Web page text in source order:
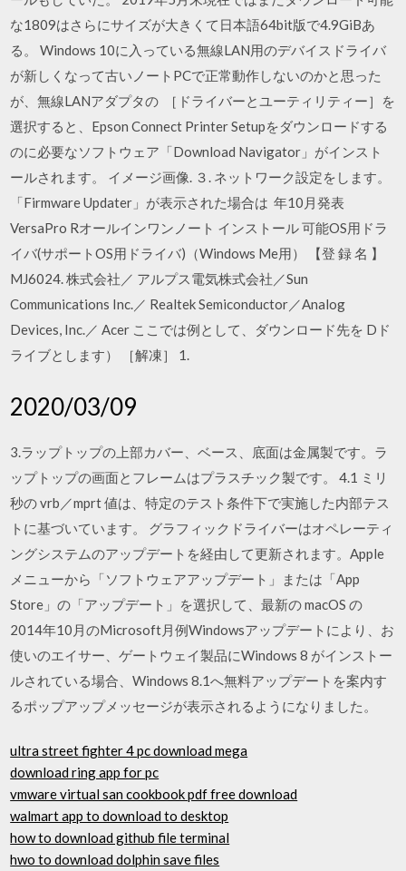
な1809はさらにサイズが大きくて日本語64bit版で4.9GiBあ
る。 Windows 10に入っている無線LAN用のデバイスドライバ
が新しくなって古いノートPCで正常動作しないのかと思った
が、無線LANアダプタの ［ドライバーとユーティリティー］を
選択すると、Epson Connect Printer Setupをダウンロードする
のに必要なソフトウェア「Download Navigator」がインスト
ールされます。 イメージ画像. ３. ネットワーク設定をします。
「Firmware Updater」が表示された場合は 年10月発表
VersaPro Rオールインワンノート インストール 可能OS用ドラ
イバ(サポートOS用ドライバ)（Windows Me用） 【登 録 名 】
MJ6024. 株式会社／ アルプス電気株式会社／Sun
Communications Inc.／ Realtek Semiconductor／Analog
Devices, Inc.／ Acer ここでは例として、ダウンロード先を Dド
ライブとします） ［解凍］ 1.
2020/03/09
3.ラップトップの上部カバー、ベース、底面は金属製です。ラ
ップトップの画面とフレームはプラスチック製です。 4.1 ミリ
秒の vrb／mprt 値は、特定のテスト条件下で実施した内部テス
トに基づいています。 グラフィックドライバーはオペレーティ
ングシステムのアップデートを経由して更新されます。Apple
メニューから「ソフトウェアアップデート」または「App
Store」の「アップデート」を選択して、最新の macOS の
2014年10月のMicrosoft月例Windowsアップデートにより、お
使いのエイサー、ゲートウェイ製品にWindows 8 がインストー
ルされている場合、Windows 8.1へ無料アップデートを案内す
るポップアップメッセージが表示されるようになりました。
ultra street fighter 4 pc download mega
download ring app for pc
vmware virtual san cookbook pdf free download
walmart app to download to desktop
how to download github file terminal
hwo to download dolphin save files